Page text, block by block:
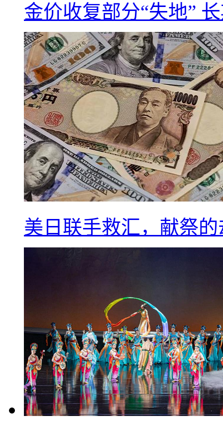
金价收复部分“失地”
美日联手救汇，献祭